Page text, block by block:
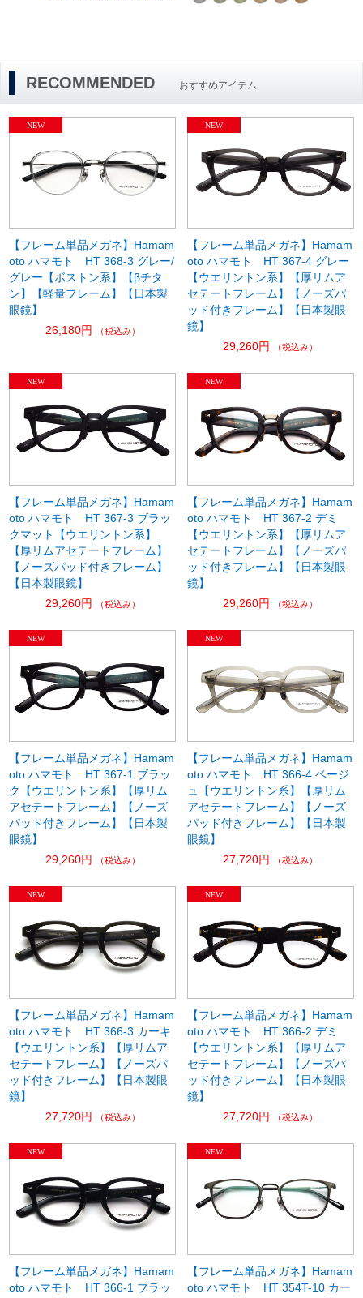
RECOMMENDED おすすめアイテム
【フレーム単品メガネ】Hamam
oto ハマモト HT 368-3 グレー/
グレー【ボストン系】【βチタ
ン】【軽量フレーム】【日本製
眼鏡】
26,180円
（税込み）
【フレーム単品メガネ】Hamam
oto ハマモト HT 367-4 グレー
【ウエリントン系】【厚リムア
セテートフレーム】【ノーズパ
ッド付きフレーム】【日本製眼
鏡】
29,260円
（税込み）
【フレーム単品メガネ】Hamam
oto ハマモト HT 367-3 ブラッ
クマット【ウエリントン系】
【厚リムアセテートフレーム】
【ノーズパッド付きフレーム】
【日本製眼鏡】
29,260円
（税込み）
【フレーム単品メガネ】Hamam
oto ハマモト HT 367-2 デミ
【ウエリントン系】【厚リムア
セテートフレーム】【ノーズパ
ッド付きフレーム】【日本製眼
鏡】
29,260円
（税込み）
【フレーム単品メガネ】Hamam
oto ハマモト HT 367-1 ブラッ
ク【ウエリントン系】【厚リム
アセテートフレーム】【ノーズ
パッド付きフレーム】【日本製
眼鏡】
29,260円
（税込み）
【フレーム単品メガネ】Hamam
oto ハマモト HT 366-4 ベージ
ュ【ウエリントン系】【厚リム
アセテートフレーム】【ノーズ
パッド付きフレーム】【日本製
眼鏡】
27,720円
（税込み）
【フレーム単品メガネ】Hamam
oto ハマモト HT 366-3 カーキ
【ウエリントン系】【厚リムア
セテートフレーム】【ノーズパ
ッド付きフレーム】【日本製眼
鏡】
27,720円
（税込み）
【フレーム単品メガネ】Hamam
oto ハマモト HT 366-2 デミ
【ウエリントン系】【厚リムア
セテートフレーム】【ノーズパ
ッド付きフレーム】【日本製眼
鏡】
27,720円
（税込み）
【フレーム単品メガネ】Hamam
oto ハマモト HT 366-1 ブラッ
【フレーム単品メガネ】Hamam
oto ハマモト HT 354T-10 カー